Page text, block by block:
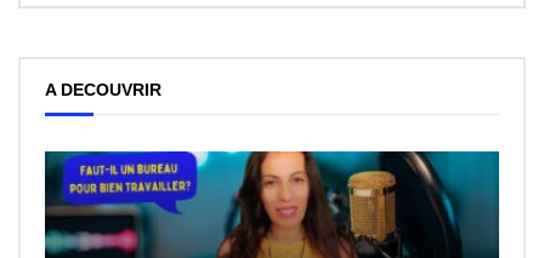
A DECOUVRIR